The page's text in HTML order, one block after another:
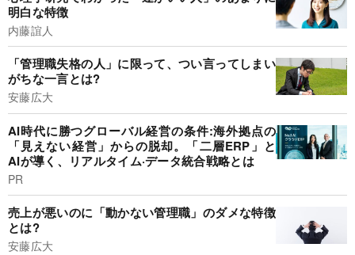
明白な特徴
内藤誼人
「管理職失格の人」に限って、つい言ってしまい
がちな一言とは?
安藤広大
AI時代に勝つグローバル経営の条件:海外拠点の
「見えない経営」からの脱却。「二層ERP」と
AIが導く、リアルタイム·データ統合戦略とは
PR
売上が悪いのに「動かない管理職」のダメな特徴
とは?
安藤広大